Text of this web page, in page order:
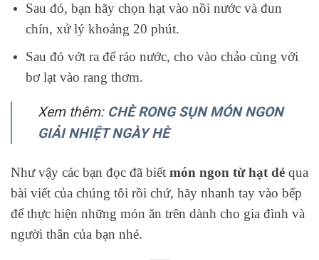
Sau đó, bạn hãy chọn hạt vào nồi nước và đun
chín, xử lý khoảng 20 phút.
Sau đó vớt ra để ráo nước, cho vào chảo cùng với
bơ lạt vào rang thơm.
Xem thêm: CHÈ RONG SỤN MÓN NGON
GIẢI NHIỆT NGÀY HÈ
Như vậy các bạn đọc đã biết món ngon từ hạt dẻ qua
bài viết của chúng tôi rồi chứ, hãy nhanh tay vào bếp
để thực hiện những món ăn trên dành cho gia đình và
người thân của bạn nhé.